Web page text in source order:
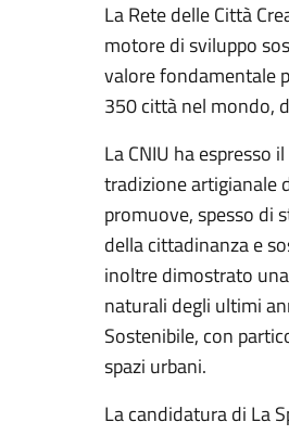
La Rete delle Città
motore di sviluppo
valore fondamentale
350 città nel mondo,
La CNIU ha espresso
tradizione artigianale
promuove, spesso di
della cittadinanza e
inoltre dimostrato
naturali degli ultimi
Sostenibile, con
spazi urbani.
La candidatura di La